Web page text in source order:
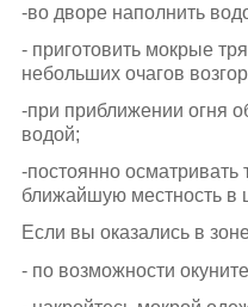
-во дворе наполнить
- приготовить мокрые
небольших очагов
-при приближении огня
водой;
-постоянно
ближайшую местность в
Если вы оказались в
- по возможности